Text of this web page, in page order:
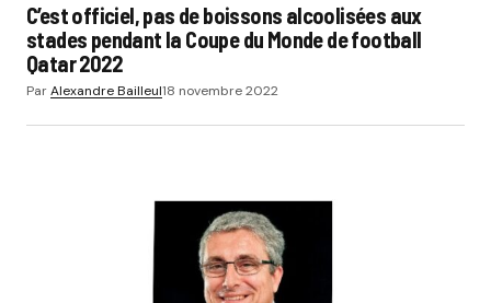
C’est officiel, pas de boissons alcoolisées aux
stades pendant la Coupe du Monde de football
Qatar 2022
ParAlexandre Bailleul18 novembre 2022